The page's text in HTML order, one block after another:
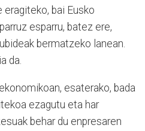
eragiteko, bai Eusko
esparru, batez ere,
bermatzeko lanean.
da.
esaterako, bada
ezagutu eta har
behar du enpresaren